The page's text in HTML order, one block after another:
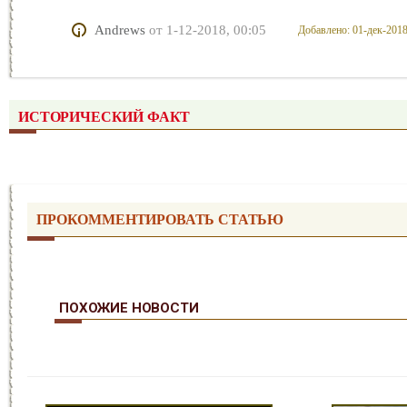
Andrewsот 1-12-2018, 00:05 Добавлено: 01-дек-
ИСТОРИЧЕСКИЙ ФАКТ
ПРОКОММЕНТИРОВАТЬ СТАТЬЮ
ПОХОЖИЕ НОВОСТИ